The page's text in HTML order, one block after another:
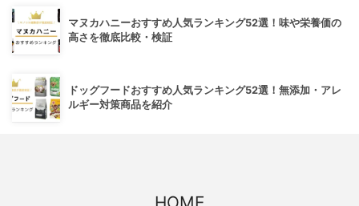
マヌカハニーおすすめ人気ランキング52選！味や栄養価の
高さを徹底比較・検証
ドッグフードおすすめ人気ランキング52選！無添加・アレ
ルギー対策商品を紹介